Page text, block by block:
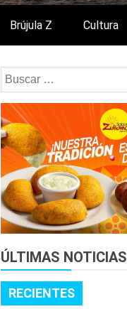
Brújula Z Cultura
Buscar:
ÚLTIMAS NOTICIAS
RECIENTES